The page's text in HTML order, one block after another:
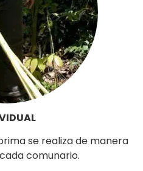
se realiza de manera
comunario.